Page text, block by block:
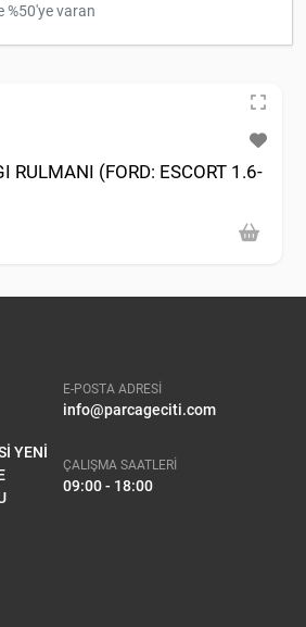
%50'ye varan
RULMANI (FORD: ESCORT 1.6-
E-POSTA ADRESİ
info@parcageciti.com
YENİ
ÇALIŞMA SAATLERİ
09:00 - 18:00